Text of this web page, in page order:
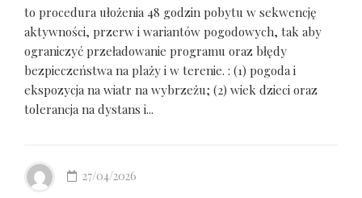
to procedura ułożenia 48 godzin pobytu w sekwencję
aktywności, przerw i wariantów pogodowych, tak aby
ograniczyć przeładowanie programu oraz błędy
bezpieczeństwa na plaży i w terenie. : (1) pogoda i
ekspozycja na wiatr na wybrzeżu; (2) wiek dzieci oraz
tolerancja na dystans i...
27/04/2026